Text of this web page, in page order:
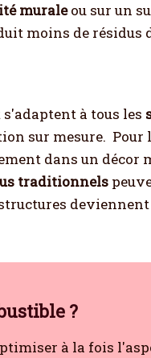
muraleou sur un
moins de résidus
à tous les
sur mesure. Pour
dans un décor
traditionnels
?
à la fois